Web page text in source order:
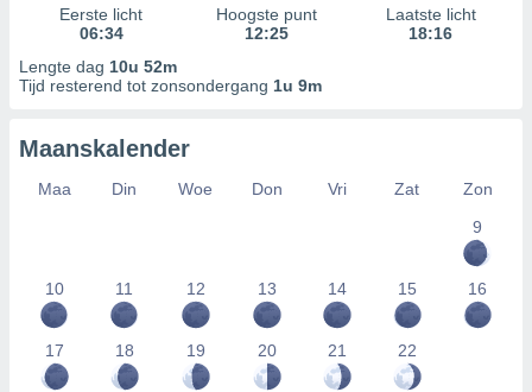
Eerste licht
06:34
Hoogste punt
12:25
Laatste licht
18:16
Lengte dag 10u 52m
Tijd resterend tot zonsondergang 1u 9m
Maanskalender
Maa Din Woe Don Vri Zat
Zon
9
10 11 12 13 14 15 16
17 18 19 20 21 22